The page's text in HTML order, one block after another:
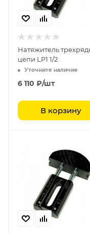
Натяжитель
цепи LP1 1/2
Уточните наличие
6 110 ₽/шт
В корзину